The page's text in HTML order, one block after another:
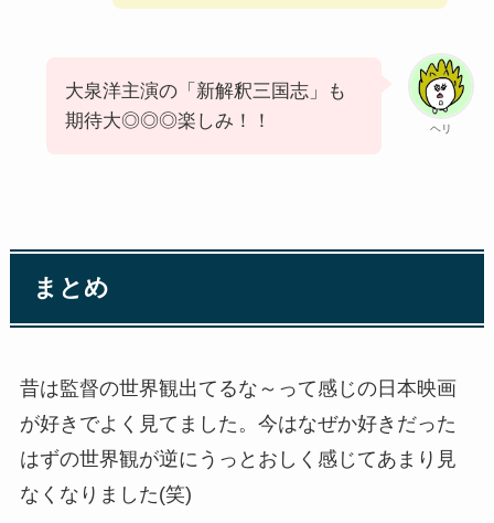
ヘリ
大泉洋主演の「新解釈三国志」も
期待大◎◎◎楽しみ！！
まとめ
昔は監督の世界観出てるな～って感じの日本映画
が好きでよく見てました。今はなぜか好きだった
はずの世界観が逆にうっとおしく感じてあまり見
なくなりました(笑)